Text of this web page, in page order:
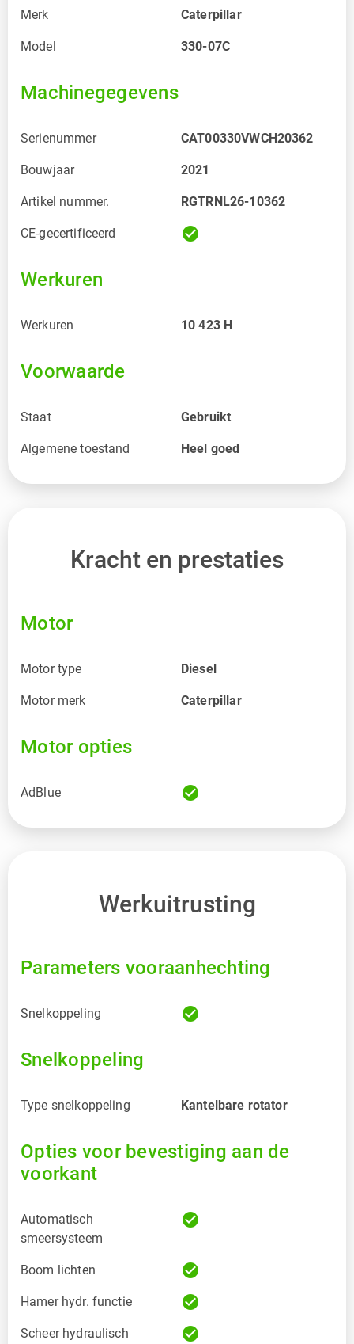
Merk Caterpillar
Model 330-07C
Machinegegevens
Serienummer CAT00330VWCH20362
Bouwjaar 2021
Artikel nummer. RGTRNL26-10362
CE-gecertificeerd check_circle
Werkuren
Werkuren 10 423 H
Voorwaarde
Staat Gebruikt
Algemene toestand Heel goed
Kracht en prestaties
Motor
Motor type Diesel
Motor merk Caterpillar
Motor opties
AdBlue check_circle
Werkuitrusting
Parameters vooraanhechting
Snelkoppeling check_circle
Snelkoppeling
Type snelkoppeling Kantelbare rotator
Opties voor bevestiging aan de
voorkant
Automatisch
smeersysteem
check_circle
Boom lichten check_circle
Hamer hydr. functie check_circle
Scheer hydraulisch check_circle